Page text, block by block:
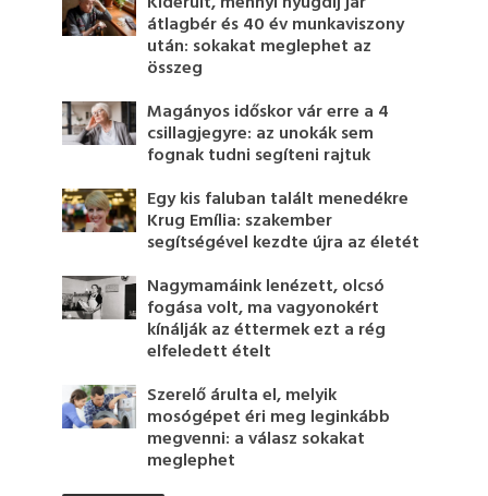
átlagbér és 40 év munkaviszony
után: sokakat meglephet az
összeg
Magányos időskor vár erre a 4
csillagjegyre: az unokák sem
fognak tudni segíteni rajtuk
Egy kis faluban talált menedékre
Krug Emília: szakember
segítségével kezdte újra az életét
Nagymamáink lenézett, olcsó
fogása volt, ma vagyonokért
kínálják az éttermek ezt a rég
elfeledett ételt
Szerelő árulta el, melyik
mosógépet éri meg leginkább
megvenni: a válasz sokakat
meglephet